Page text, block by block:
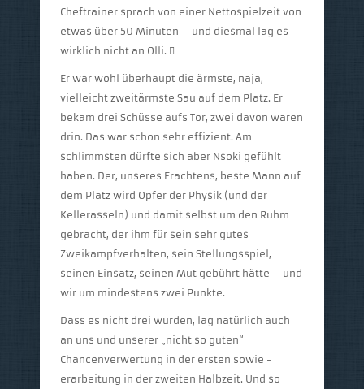
Cheftrainer sprach von einer Nettospielzeit von
etwas über 50 Minuten – und diesmal lag es
wirklich nicht an Olli. 
Er war wohl überhaupt die ärmste, naja,
vielleicht zweitärmste Sau auf dem Platz. Er
bekam drei Schüsse aufs Tor, zwei davon waren
drin. Das war schon sehr effizient. Am
schlimmsten dürfte sich aber Nsoki gefühlt
haben. Der, unseres Erachtens, beste Mann auf
dem Platz wird Opfer der Physik (und der
Kellerasseln) und damit selbst um den Ruhm
gebracht, der ihm für sein sehr gutes
Zweikampfverhalten, sein Stellungsspiel,
seinen Einsatz, seinen Mut gebührt hätte – und
wir um mindestens zwei Punkte.
Dass es nicht drei wurden, lag natürlich auch
an uns und unserer „nicht so guten“
Chancenverwertung in der ersten sowie -
erarbeitung in der zweiten Halbzeit. Und so